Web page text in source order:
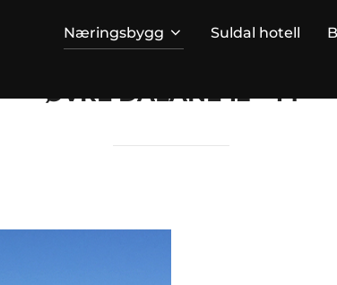
Næringsbygg Suldal hotell
ØVRE DALANE 12 – 14